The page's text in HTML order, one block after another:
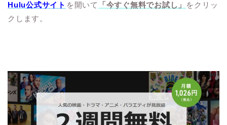
Hulu公式サイト を開いて 「今すぐ無料でお試し」
をクリッ
クします。